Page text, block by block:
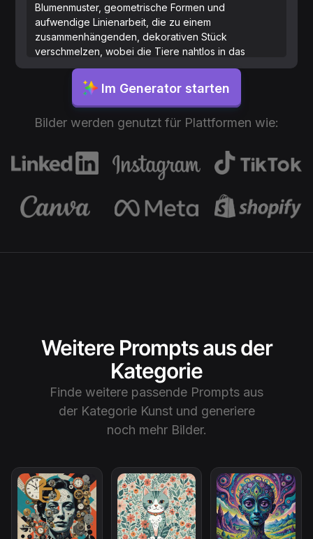
Blumenmuster, geometrische Formen und
aufwendige Linienarbeit, die zu einem
zusammenhängenden, dekorativen Stück
verschmelzen, wobei die Tiere nahtlos in das
Mandala integriert sind.
Im Generator starten
Bilder werden genutzt für Plattformen wie:
Weitere Prompts aus der
Kategorie
Finde weitere passende Prompts aus
der Kategorie Kunstund generiere
noch mehr Bilder.